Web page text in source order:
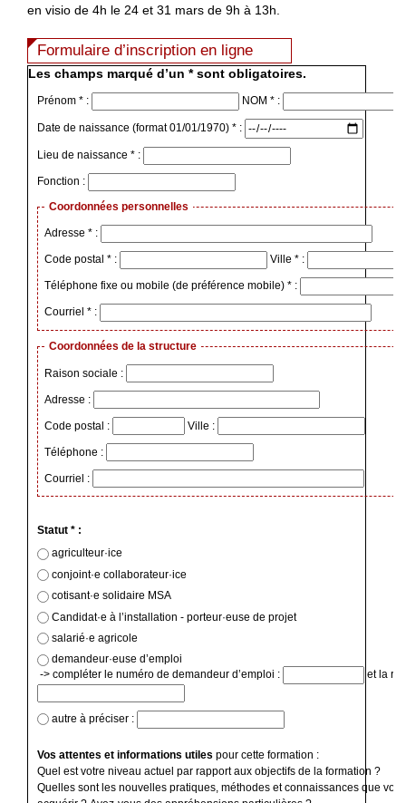
en visio de 4h le 24 et 31 mars de 9h à 13h.
Formulaire d’inscription en ligne
Les champs marqué d’un * sont obligatoires.
Prénom * : NOM * :
Date de naissance (format 01/01/1970) * :
Lieu de naissance * :
Fonction :
Coordonnées personnelles
Adresse * :
Code postal * : Ville * :
Téléphone fixe ou mobile (de préférence mobile) * :
Courriel * :
Coordonnées de la structure
Raison sociale :
Adresse :
Code postal : Ville :
Téléphone :
Courriel :
Statut * :
agriculteur·ice
conjoint·e collaborateur·ice
cotisant·e solidaire MSA
Candidat·e à l’installation - porteur·euse de projet
salarié·e agricole
demandeur·euse d’emploi
-> compléter le numéro de demandeur d’emploi :
et la
autre à préciser :
Vos attentes et informations utiles pour cette formation :
Quel est votre niveau actuel par rapport aux objectifs de la formation ?
Quelles sont les nouvelles pratiques, méthodes et connaissances que